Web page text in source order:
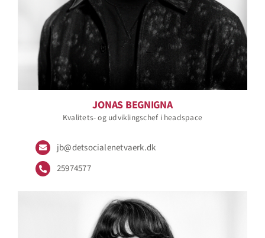
JONAS BEGNIGNA
Kvalitets- og udviklingschef i headspace
jb@detsocialenetvaerk.dk
25974577